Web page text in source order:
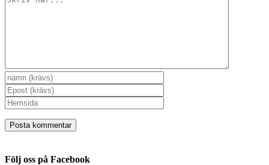
Följ oss på Facebook